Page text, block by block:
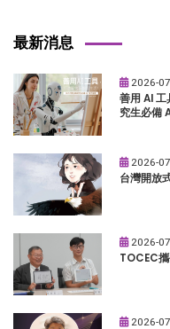
最新消息
2026-
善用 AI
究生必備
2026-
台灣開放
2026-
TOCEC
2026-